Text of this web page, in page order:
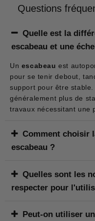
professionnels. De l'
robuste, en passant
chaque tâche
chantier, nos produits
Versatilité et
pour lesescabeaux
magasinage. Ces
diverses situations.
structure légère, ils
Leur conception
Questions
Quelle est la
escabeau et une
Un escabeau est
pour se tenir debout,
support pour être
généralement plus de
travaux nécessitant une
Comment choisir
escabeau ?
hauteur, choisissez un
permet d'atteindre
Quelles sont les
respecter pour
de sécurité locales,
Peut-on utiliser